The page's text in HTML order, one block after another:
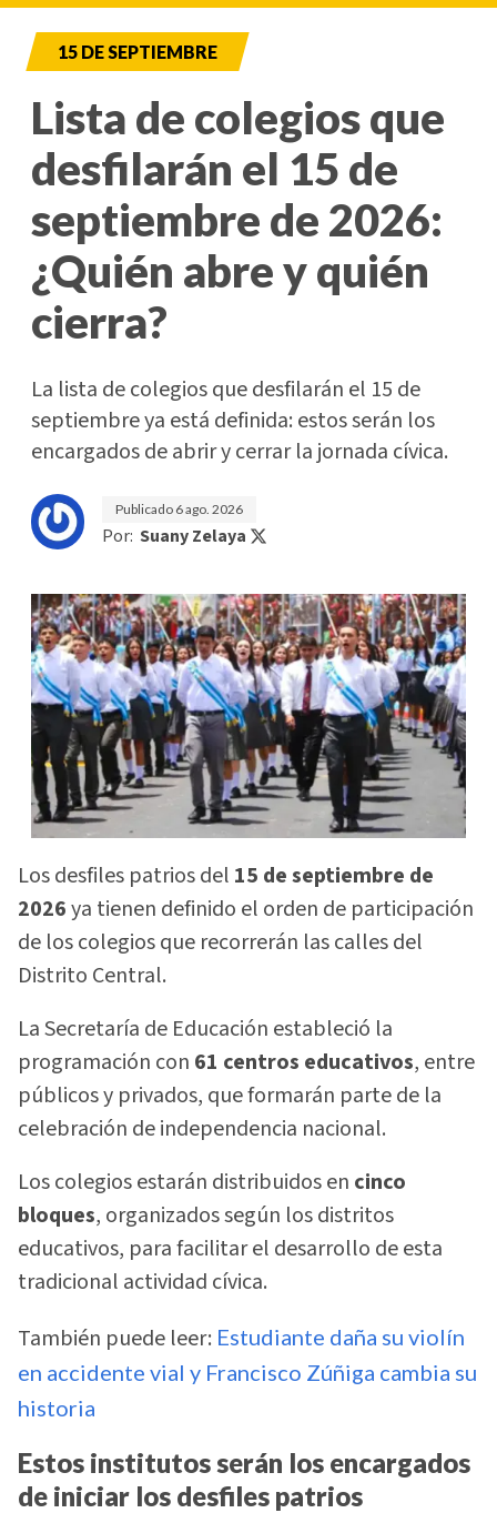
15 DE SEPTIEMBRE
Lista de colegios que
desfilarán el 15 de
septiembre de 2026:
¿Quién abre y quién
cierra?
La lista de colegios que desfilarán el 15 de
septiembre ya está definida: estos serán los
encargados de abrir y cerrar la jornada cívica.
Publicado 6 ago. 2026
Por: Suany Zelaya
Los desfiles patrios del 15 de septiembre de
2026ya tienen definido el orden de participación
de los colegios que recorrerán las calles del
Distrito Central.
La Secretaría de Educación estableció la
programación con 61 centros educativos, entre
públicos y privados, que formarán parte de la
celebración de independencia nacional.
Los colegios estarán distribuidos en cinco
bloques, organizados según los distritos
educativos, para facilitar el desarrollo de esta
tradicional actividad cívica.
También puede leer: Estudiante daña su violín
en accidente vial y Francisco Zúñiga cambia su
historia
Estos institutos serán los encargados
de iniciar los desfiles patrios